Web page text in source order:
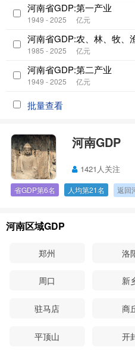
河南省GDP:第一产业
1949 - 2025 亿元
河南省GDP:农、林、牧、
1985 - 2025 亿元
河南省GDP:第二产业
1949 - 2025 亿元
批量查看
河南GDP
1421人关注
省GDP第6名 人均第21名 返回
河南区域GDP
郑州 洛
周口 新
驻马店 商
平顶山 开